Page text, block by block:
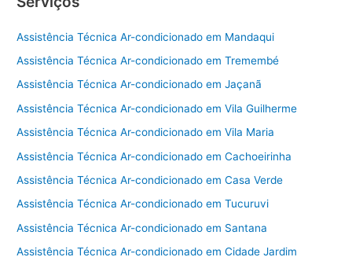
Assistência Técnica Ar-condicionado em Mandaqui
Assistência Técnica Ar-condicionado em Tremembé
Assistência Técnica Ar-condicionado em Jaçanã
Assistência Técnica Ar-condicionado em Vila Guilherme
Assistência Técnica Ar-condicionado em Vila Maria
Assistência Técnica Ar-condicionado em Cachoeirinha
Assistência Técnica Ar-condicionado em Casa Verde
Assistência Técnica Ar-condicionado em Tucuruvi
Assistência Técnica Ar-condicionado em Santana
Assistência Técnica Ar-condicionado em Cidade Jardim